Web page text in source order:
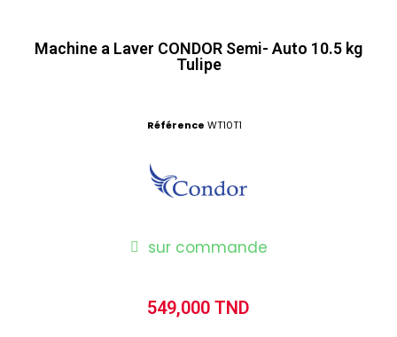
Machine a Laver CONDOR Semi- Auto 10.5 kg
Tulipe
Référence WT10T1
sur commande
549,000 TND